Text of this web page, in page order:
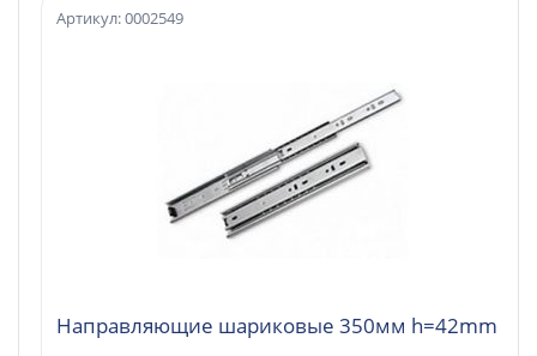
Направляющие шариковые 350мм h=42mm
Артикул: 0002549